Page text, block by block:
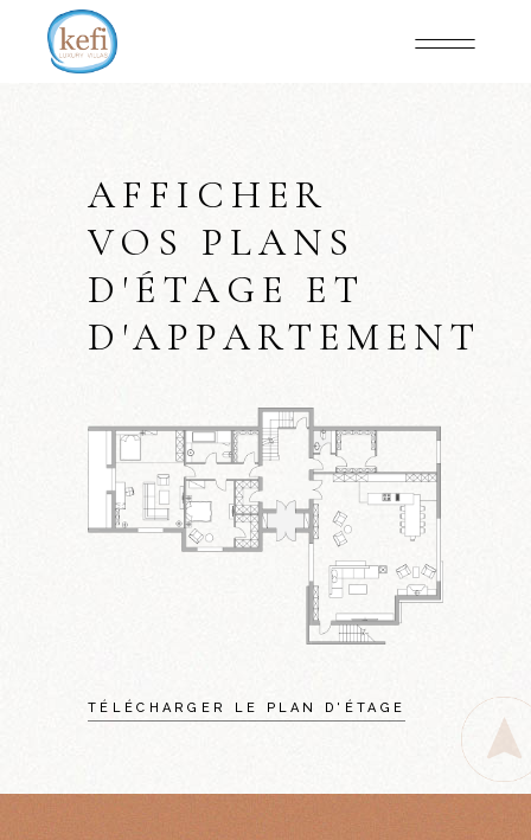
AFFICHER
VOS PLANS
D'ÉTAGE ET
D'APPARTEMENT
TÉLÉCHARGER LE PLAN D'ÉTAGE